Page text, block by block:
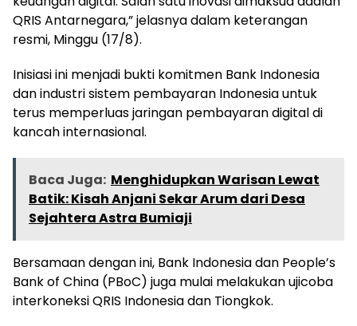
QRIS Antarnegara,” jelasnya dalam keterangan
resmi, Minggu (17/8).
Inisiasi ini menjadi bukti komitmen Bank Indonesia
dan industri sistem pembayaran Indonesia untuk
terus memperluas jaringan pembayaran digital di
kancah internasional.
Baca Juga: Menghidupkan Warisan Lewat
Batik: Kisah Anjani Sekar Arum dari Desa
Sejahtera Astra Bumiaji
Bersamaan dengan ini, Bank Indonesia dan People’s
Bank of China (PBoC) juga mulai melakukan ujicoba
interkoneksi QRIS Indonesia dan Tiongkok.